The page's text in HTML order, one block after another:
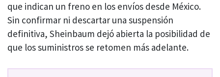
que indican un freno en los envíos desde México.
Sin confirmar ni descartar una suspensión
definitiva, Sheinbaum dejó abierta la posibilidad de
que los suministros se retomen más adelante.